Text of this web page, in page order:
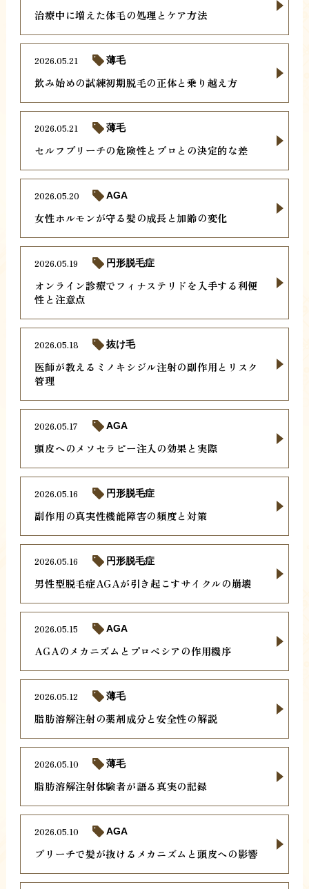
治療中に増えた体毛の処理とケア方法
飲み始めの試練初期脱毛の正体と乗り越え方
2026.05.21 薄毛
セルフブリーチの危険性とプロとの決定的な差
2026.05.21 薄毛
女性ホルモンが守る髪の成長と加齢の変化
2026.05.20 AGA
オンライン診療でフィナステリドを入手する利便
性と注意点
2026.05.19 円形脱毛症
医師が教えるミノキシジル注射の副作用とリスク
管理
2026.05.18 抜け毛
頭皮へのメソセラピー注入の効果と実際
2026.05.17 AGA
副作用の真実性機能障害の頻度と対策
2026.05.16 円形脱毛症
男性型脱毛症AGAが引き起こすサイクルの崩壊
2026.05.16 円形脱毛症
AGAのメカニズムとプロペシアの作用機序
2026.05.15 AGA
脂肪溶解注射の薬剤成分と安全性の解説
2026.05.12 薄毛
脂肪溶解注射体験者が語る真実の記録
2026.05.10 薄毛
ブリーチで髪が抜けるメカニズムと頭皮への影響
2026.05.10 AGA